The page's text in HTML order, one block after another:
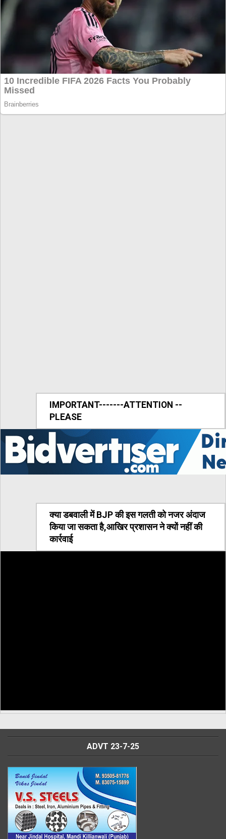
IMPORTANT-------ATTENTION --
PLEASE
क्या डबवाली में BJP की इस गलती को नजर अंदाज
किया जा सकता है,आखिर प्रशासन ने क्यों नहीं की
कार्रवाई
ADVT 23-7-25